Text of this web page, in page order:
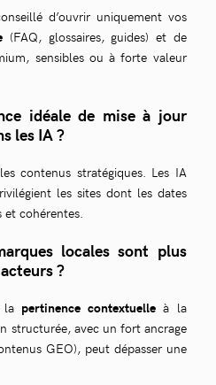
d’ouvrir uniquement vos
(FAQ, glossaires, guides) et de
sensibles ou à forte valeur
idéale de mise à jour
les IA ?
contenus stratégiques. Les IA
les sites dont les dates
cohérentes.
locales sont plus
?
la pertinence contextuelleà la
structurée, avec un fort ancrage
GEO), peut dépasser une